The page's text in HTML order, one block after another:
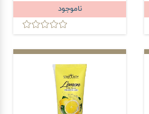
لیدی حجم 175 میلی لیترناموجود